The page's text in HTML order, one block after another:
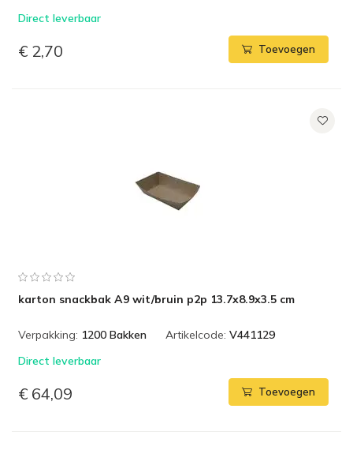
Direct leverbaar
€ 2,70 Toevoegen
karton snackbak A9 wit/bruin p2p 13.7x8.9x3.5 cm
Verpakking: 1200 Bakken Artikelcode: V441129
Direct leverbaar
€ 64,09 Toevoegen